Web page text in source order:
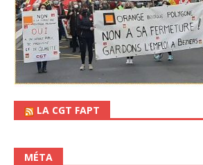
LA CGT FAPT
MÉTA